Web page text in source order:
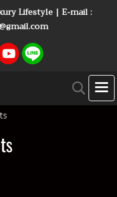
Lifestyle | E-mail :